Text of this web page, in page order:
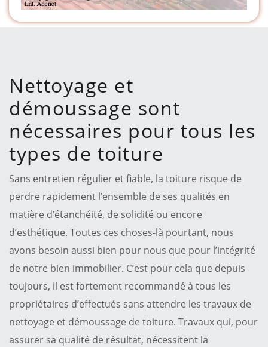
Nettoyage et
démoussage sont
nécessaires pour tous les
types de toiture
Sans entretien régulier et fiable, la toiture risque de
perdre rapidement l’ensemble de ses qualités en
matière d’étanchéité, de solidité ou encore
d’esthétique. Toutes ces choses-là pourtant, nous
avons besoin aussi bien pour nous que pour l’intégrité
de notre bien immobilier. C’est pour cela que depuis
toujours, il est fortement recommandé à tous les
propriétaires d’effectués sans attendre les travaux de
nettoyage et démoussage de toiture. Travaux qui, pour
assurer sa qualité de résultat, nécessitent la